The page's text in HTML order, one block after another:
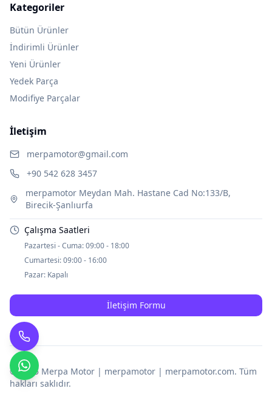
Kategoriler
Bütün Ürünler
İndirimli Ürünler
Yeni Ürünler
Yedek Parça
Modifiye Parçalar
İletişim
merpamotor@gmail.com
+90 542 628 3457
merpamotor Meydan Mah. Hastane Cad No:133/B,
Birecik-Şanlıurfa
Çalışma Saatleri
Pazartesi - Cuma:09:00 - 18:00
Cumartesi:09:00 - 16:00
Pazar: Kapalı
İletişim Formu
© 2025 Merpa Motor | merpamotor | merpamotor.com. Tüm
hakları saklıdır.